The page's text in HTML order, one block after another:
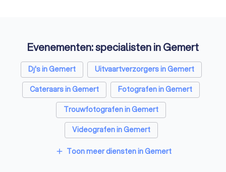
Evenementen: specialisten in Gemert
Dj's in Gemert
Uitvaartverzorgers in Gemert
Cateraars in Gemert
Fotografen in Gemert
Trouwfotografen in Gemert
Videografen in Gemert
add Toon meer diensten in Gemert